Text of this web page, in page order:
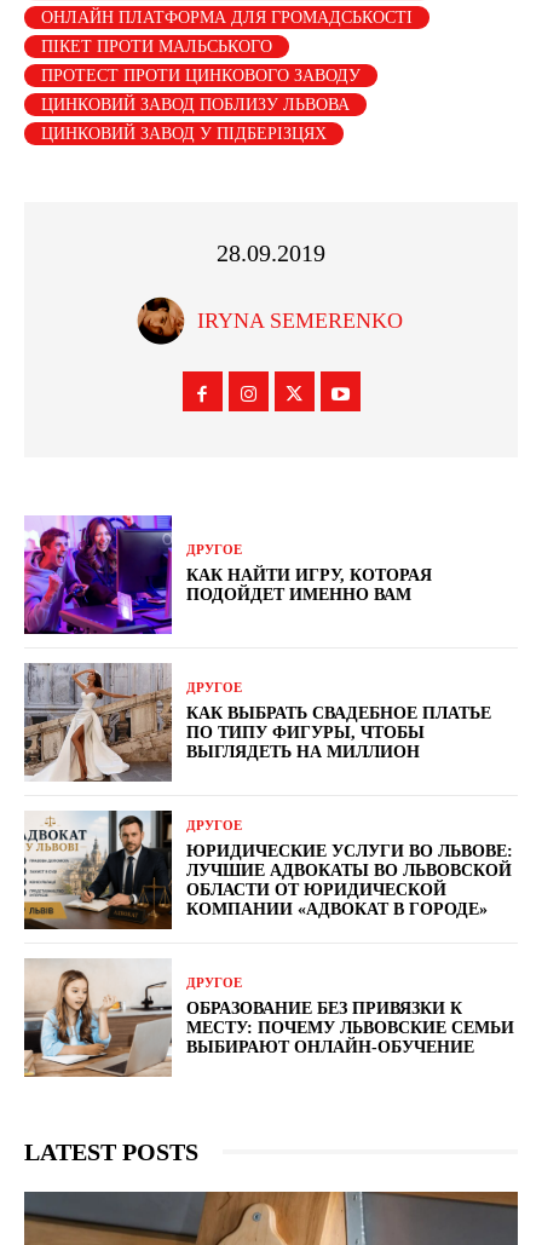
ОНЛАЙН ПЛАТФОРМА ДЛЯ ГРОМАДСЬКОСТІ
ПІКЕТ ПРОТИ МАЛЬСЬКОГО
ПРОТЕСТ ПРОТИ ЦИНКОВОГО ЗАВОДУ
ЦИНКОВИЙ ЗАВОД ПОБЛИЗУ ЛЬВОВА
ЦИНКОВИЙ ЗАВОД У ПІДБЕРІЗЦЯХ
28.09.2019
IRYNA SEMERENKO
ДРУГОЕ
КАК НАЙТИ ИГРУ, КОТОРАЯ
ПОДОЙДЕТ ИМЕННО ВАМ
ДРУГОЕ
КАК ВЫБРАТЬ СВАДЕБНОЕ ПЛАТЬЕ
ПО ТИПУ ФИГУРЫ, ЧТОБЫ
ВЫГЛЯДЕТЬ НА МИЛЛИОН
ДРУГОЕ
ЮРИДИЧЕСКИЕ УСЛУГИ ВО ЛЬВОВЕ:
ЛУЧШИЕ АДВОКАТЫ ВО ЛЬВОВСКОЙ
ОБЛАСТИ ОТ ЮРИДИЧЕСКОЙ
КОМПАНИИ «АДВОКАТ В ГОРОДЕ»
ДРУГОЕ
ОБРАЗОВАНИЕ БЕЗ ПРИВЯЗКИ К
МЕСТУ: ПОЧЕМУ ЛЬВОВСКИЕ СЕМЬИ
ВЫБИРАЮТ ОНЛАЙН-ОБУЧЕНИЕ
LATEST POSTS